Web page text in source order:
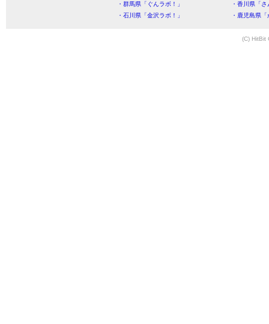
・群馬県「ぐんラボ！」
・香川県「
・石川県「金沢ラボ！」
・鹿児島県
(C) HitBit